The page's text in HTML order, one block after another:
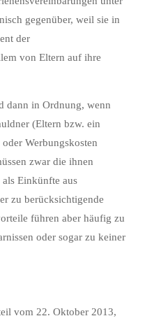
gegenüber, weil sie in
der
von Eltern auf ihre
dann in Ordnung, wenn
(Eltern bzw. ein
Werbungskosten
zwar die ihnen
als Einkünfte aus
zu berücksichtigende
führen aber häufig zu
oder sogar zu keiner
vom 22. Oktober 2013,